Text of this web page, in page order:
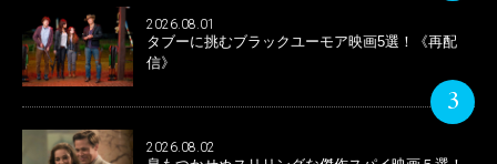
2026.08.01
タブーに挑むブラックユーモア映画5選！《再配
信》
3
2026.08.02